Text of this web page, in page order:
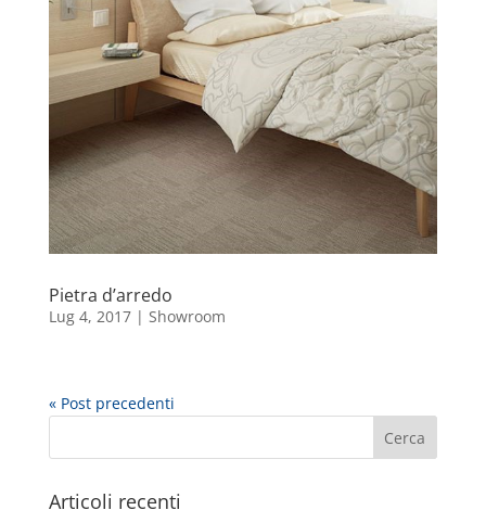
Pietra d’arredo
Lug 4, 2017| Showroom
« Post precedenti
Articoli recenti